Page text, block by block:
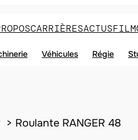
CARRIÈRESACTUS
Véhicules Régie
Roulante RANGER 48